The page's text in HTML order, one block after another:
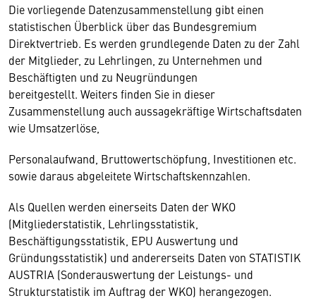
Die vorliegende Datenzusammenstellung gibt einen
statistischen Überblick über das Bundesgremium
Direktvertrieb. Es werden grundlegende Daten zu der Zahl
der Mitglieder, zu Lehrlingen, zu Unternehmen und
Beschäftigten und zu Neugründungen
bereitgestellt. Weiters finden Sie in dieser
Zusammenstellung auch aussagekräftige Wirtschaftsdaten
wie Umsatzerlöse,
Personalaufwand, Bruttowertschöpfung, Investitionen etc.
sowie daraus abgeleitete Wirtschaftskennzahlen.
Als Quellen werden einerseits Daten der WKO
(Mitgliederstatistik, Lehrlingsstatistik,
Beschäftigungsstatistik, EPU Auswertung und
Gründungsstatistik) und andererseits Daten von STATISTIK
AUSTRIA (Sonderauswertung der Leistungs- und
Strukturstatistik im Auftrag der WKO) herangezogen.